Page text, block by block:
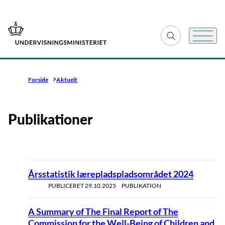
Gå til forsiden Fold søgefelt ud
Menu
Forside Aktuelt
Publikationer
Årsstatistik lærepladspladsområdet 2024
PUBLICERET 29.10.2025 PUBLIKATION
A Summary of The Final Report of The